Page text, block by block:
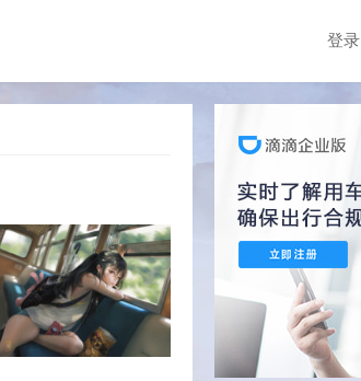
登录